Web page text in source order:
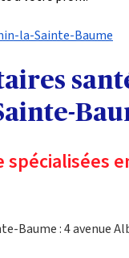
la-Sainte-Baume
spécialisées
Baume : 4 avenue